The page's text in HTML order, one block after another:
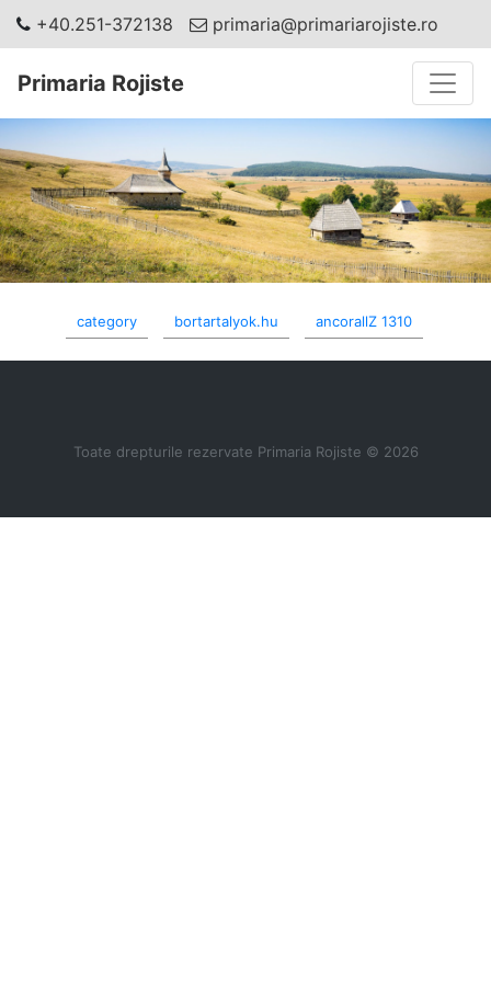
+40.251-372138 primaria@primariarojiste.ro
Primaria Rojiste
category bortartalyok.hu ancorallZ 1310
Toate drepturile rezervate Primaria Rojiste © 2026